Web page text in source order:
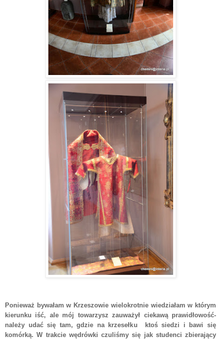
Ponieważ bywałam w Krzeszowie wielokrotnie wiedziałam w którym
kierunku iść, ale mój towarzysz zauważył ciekawą prawidłowość-
należy udać się tam, gdzie na krzesełku ktoś siedzi i bawi się
komórką. W trakcie wędrówki czuliśmy się jak studenci zbierający